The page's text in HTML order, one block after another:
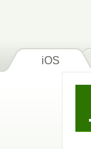
iOS